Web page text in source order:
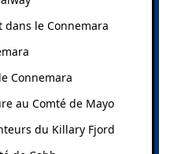
dans le Connemara
Connemara
au Comté de Mayo
du Killary Fjord